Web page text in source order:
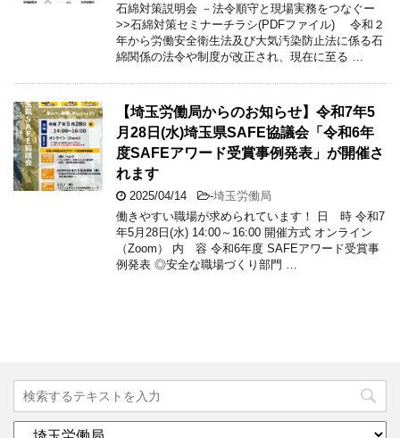
石綿対策説明会 －法令順守と現場実務をつなぐー
>>石綿対策セミナーチラシ(PDFファイル) 令和２
年から労働安全衛生法及び大気汚染防止法に係る石
綿関係の法令や制度が改正され、現在に至る …
【埼玉労働局からのお知らせ】令和7年5
月28日(水)埼玉県SAFE協議会「令和6年
度SAFEアワード受賞事例発表」が開催さ
れます
2025/04/14 -埼玉労働局
働きやすい職場が求められています！ 日 時 令和7
年5月28日(水) 14:00～16:00 開催方式 オンライン
（Zoom） 内 容 令和6年度 SAFEアワード受賞事
例発表 ◎安全な職場づくり部門 …